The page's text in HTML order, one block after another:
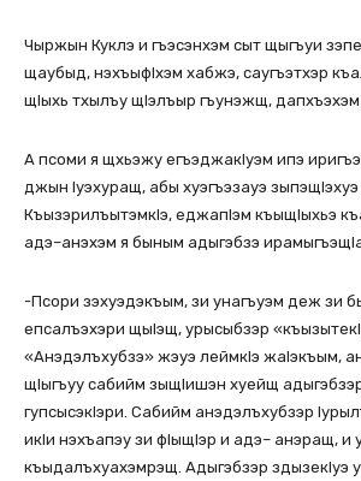
Чыржын Куклэ и гъэсэнхэм сыт щыгъуи
щаубыд, нэхъыфIхэм хабжэ, саугъэтхэр
щIыхь тхылъу щIэлъыр гъунэжщ, дапхъэхэм
А псоми я щхьэжу егъэджакIуэм ипэ
джын Iуэхуращ, абы хуэгъэзауэ зыпэщIэхуэ
КъызэрилъытэмкIэ, еджапIэм къыщIыхьэ
адэ–анэхэм я быным адыгэбзэ
-Псори зэхуэдэкъым, зи унагъуэм деж зи
епсалъэхэри щыIэщ, урысыбзэр
«Анэдэлъхубзэ» жэуэ леймкIэ жаIэкъым,
щIыгъуу сабийм зыщIишэн хуейщ
гупсысэкIэри. Сабийм анэдэлъхубзэр
икІи нэхъапэу зи фIыщIэр и адэ– анэращ, и
къыдалъхуахэмрэщ. Адыгэбзэр здызекIуэ